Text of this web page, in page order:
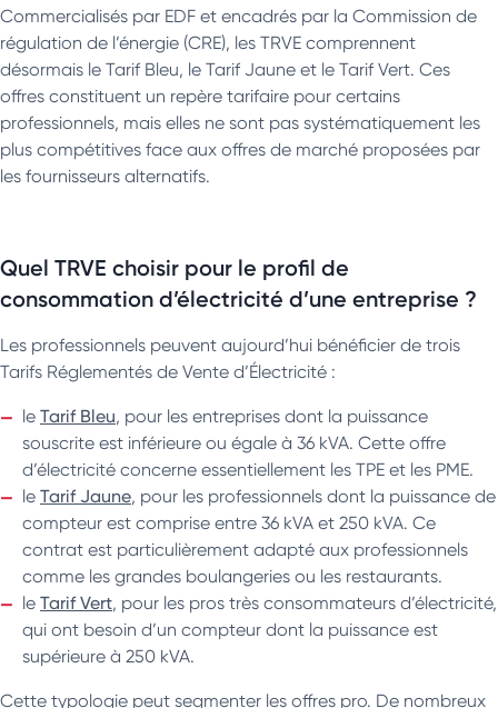
Commercialisés par EDF et encadrés par la Commission de
régulation de l’énergie (CRE), les TRVE comprennent
désormais le Tarif Bleu, le Tarif Jaune et le Tarif Vert. Ces
offres constituent un repère tarifaire pour certains
professionnels, mais elles ne sont pas systématiquement les
plus compétitives face aux offres de marché proposées par
les fournisseurs alternatifs.
Quel TRVE choisir pour le profil de
consommation d’électricité d’une entreprise ?
Les professionnels peuvent aujourd’hui bénéficier de trois
Tarifs Réglementés de Vente d’Électricité :
le Tarif Bleu, pour les entreprises dont la puissance
souscrite est inférieure ou égale à 36 kVA. Cette offre
d’électricité concerne essentiellement les TPE et les PME.
le Tarif Jaune, pour les professionnels dont la puissance de
compteur est comprise entre 36 kVA et 250 kVA. Ce
contrat est particulièrement adapté aux professionnels
comme les grandes boulangeries ou les restaurants.
le Tarif Vert, pour les pros très consommateurs d’électricité,
qui ont besoin d’un compteur dont la puissance est
supérieure à 250 kVA.
Cette typologie peut segmenter les offres pro. De nombreux